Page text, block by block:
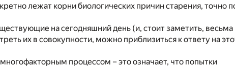
лежат корни биологических причин старения, точно
на сегодняшний день (и, стоит заметить, весьма
их в совокупности, можно приблизиться к ответу на
процессом – это означает, что попытки